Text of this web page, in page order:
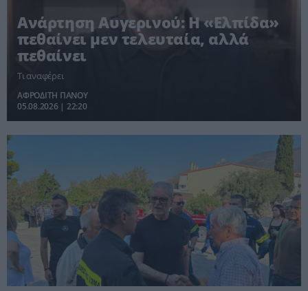
Ανάρτηση Αυγερινού: Η «Ελπίδα»
πεθαίνει μεν τελευταία, αλλά
πεθαίνει
Τι αναφέρει
ΑΦΡΟΔΙΤΗ ΠΑΝΟΥ
05.08.2026 | 22:20